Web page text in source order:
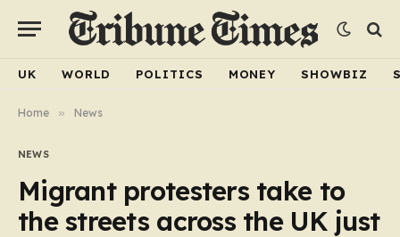
UK WORLD POLITICS MONEY SHOWBIZ
Home » News
NEWS
Migrant protesters take to
the streets across the UK just